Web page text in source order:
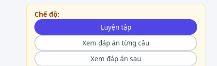
Chế độ:
Luyện tập
Xem đáp án từng câu
Xem đáp án sau